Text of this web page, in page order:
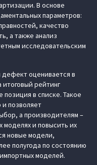
В основе
параметров:
качество
а также анализ
исследовательским
дефект оценивается в
рейтинг
в списке. Такое
позволяет
а производителям –
и повысить их
новые модели,
полугода по состоянию
моделей.